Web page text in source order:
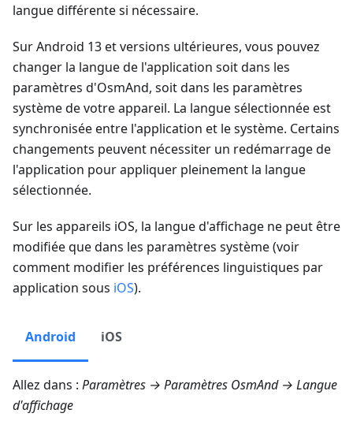
langue différente si nécessaire.
Sur Android 13 et versions ultérieures, vous pouvez
changer la langue de l'application soit dans les
paramètres d'OsmAnd, soit dans les paramètres
système de votre appareil. La langue sélectionnée est
synchronisée entre l'application et le système. Certains
changements peuvent nécessiter un redémarrage de
l'application pour appliquer pleinement la langue
sélectionnée.
Sur les appareils iOS, la langue d'affichage ne peut être
modifiée que dans les paramètres système (voir
comment modifier les préférences linguistiques par
application sous iOS).
Android iOS
Allez dans : Paramètres → Paramètres OsmAnd→ Langue
d'affichage